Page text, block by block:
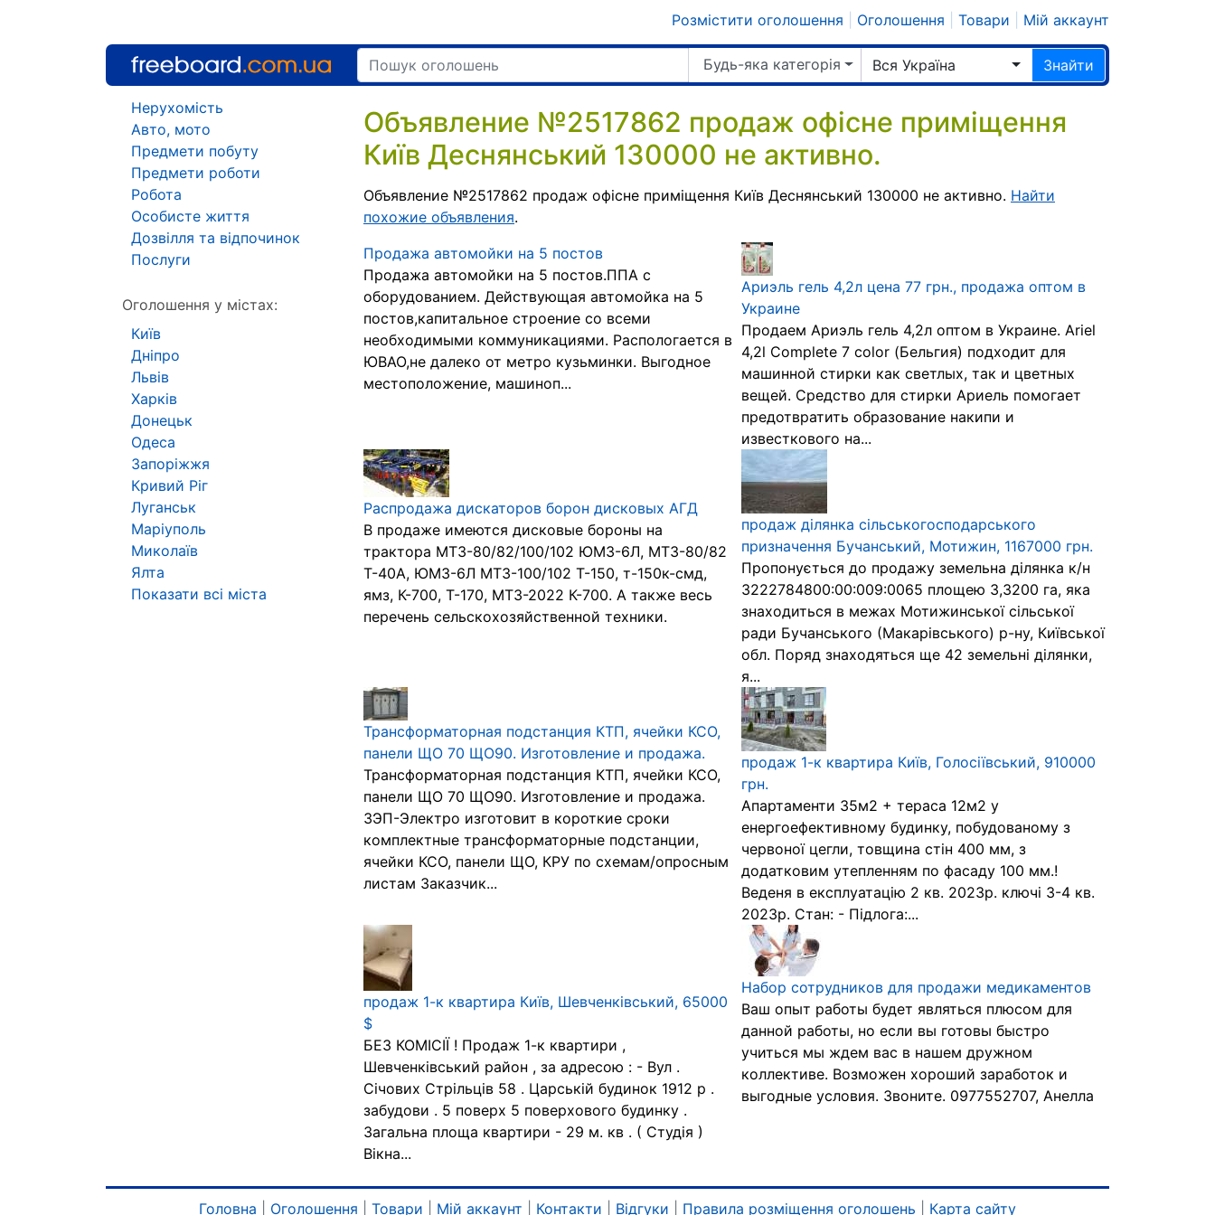
Розмістити оголошення Оголошення Товари Мій аккаунт
Будь-яка категорія Вся Україна Знайти
Объявление №2517862 продаж офісне приміщення
Київ Деснянський 130000 не активно.
Объявление №2517862 продаж офісне приміщення Київ Деснянський 130000 не активно. Найти
похожие объявления.
Продажа автомойки на 5 постов
Продажа автомойки на 5 постов.ППА с
оборудованием. Действующая автомойка на 5
постов,капитальное строение со всеми
необходимыми коммуникациями. Распологается в
ЮВАО,не далеко от метро кузьминки. Выгодное
местоположение, машиноп...
Ариэль гель 4,2л цена 77 грн., продажа оптом в
Украине
Продаем Ариэль гель 4,2л оптом в Украине. Ariel
4,2l Complete 7 color (Бельгия) подходит для
машинной стирки как светлых, так и цветных
вещей. Средство для стирки Ариель помогает
предотвратить образование накипи и
известкового на...
Распродажа дискаторов борон дисковых АГД
В продаже имеются дисковые бороны на
трактора МТЗ-80/82/100/102 ЮМЗ-6Л, МТЗ-80/82
Т-40А, ЮМЗ-6Л МТЗ-100/102 Т-150, т-150к-смд,
ямз, К-700, Т-170, МТЗ-2022 К-700. А также весь
перечень сельскохозяйственной техники.
продаж ділянка сільськогосподарського
призначення Бучанський, Мотижин, 1167000 грн.
Пропонується до продажу земельна ділянка к/н
3222784800:00:009:0065 площею 3,3200 га, яка
знаходиться в межах Мотижинської сільської
ради Бучанського (Макарівського) р-ну, Київської
обл. Поряд знаходяться ще 42 земельні ділянки,
я...
Трансформаторная подстанция КТП, ячейки КСО,
панели ЩО 70 ЩО90. Изготовление и продажа.
Трансформаторная подстанция КТП, ячейки КСО,
панели ЩО 70 ЩО90. Изготовление и продажа.
ЗЭП-Электро изготовит в короткие сроки
комплектные трансформаторные подстанции,
ячейки КСО, панели ЩО, КРУ по схемам/опросным
листам Заказчик...
продаж 1-к квартира Київ, Голосіївський, 910000
грн.
Апартаменти 35м2 + тераса 12м2 у
енергоефективному будинку, побудованому з
червоної цегли, товщина стін 400 мм, з
додатковим утепленням по фасаду 100 мм.!
Веденя в експлуатацію 2 кв. 2023р. ключі 3-4 кв.
2023р. Стан: - Підлога:...
продаж 1-к квартира Київ, Шевченківський, 65000
$
БЕЗ КОМІСІЇ ! Продаж 1-к квартири ,
Шевченківський район , за адресою : - Вул .
Січових Стрільців 58 . Царській будинок 1912 р .
забудови . 5 поверх 5 поверхового будинку .
Загальна площа квартири - 29 м. кв . ( Студія )
Вікна...
Набор сотрудников для продажи медикаментов
Ваш опыт работы будет являться плюсом для
данной работы, но если вы готовы быстро
учиться мы ждем вас в нашем дружном
коллективе. Возможен хороший заработок и
выгодные условия. Звоните. 0977552707, Анелла
Нерухомість
Авто, мото
Предмети побуту
Предмети роботи
Робота
Особисте життя
Дозвілля та відпочинок
Послуги
Оголошення у містах:
Київ
Дніпро
Львів
Харків
Донецьк
Одеса
Запоріжжя
Кривий Ріг
Луганськ
Маріуполь
Миколаїв
Ялта
Показати всі міста
Головна Оголошення Товари Мій аккаунт Контакти Відгуки Правила розміщення оголошень Карта сайту